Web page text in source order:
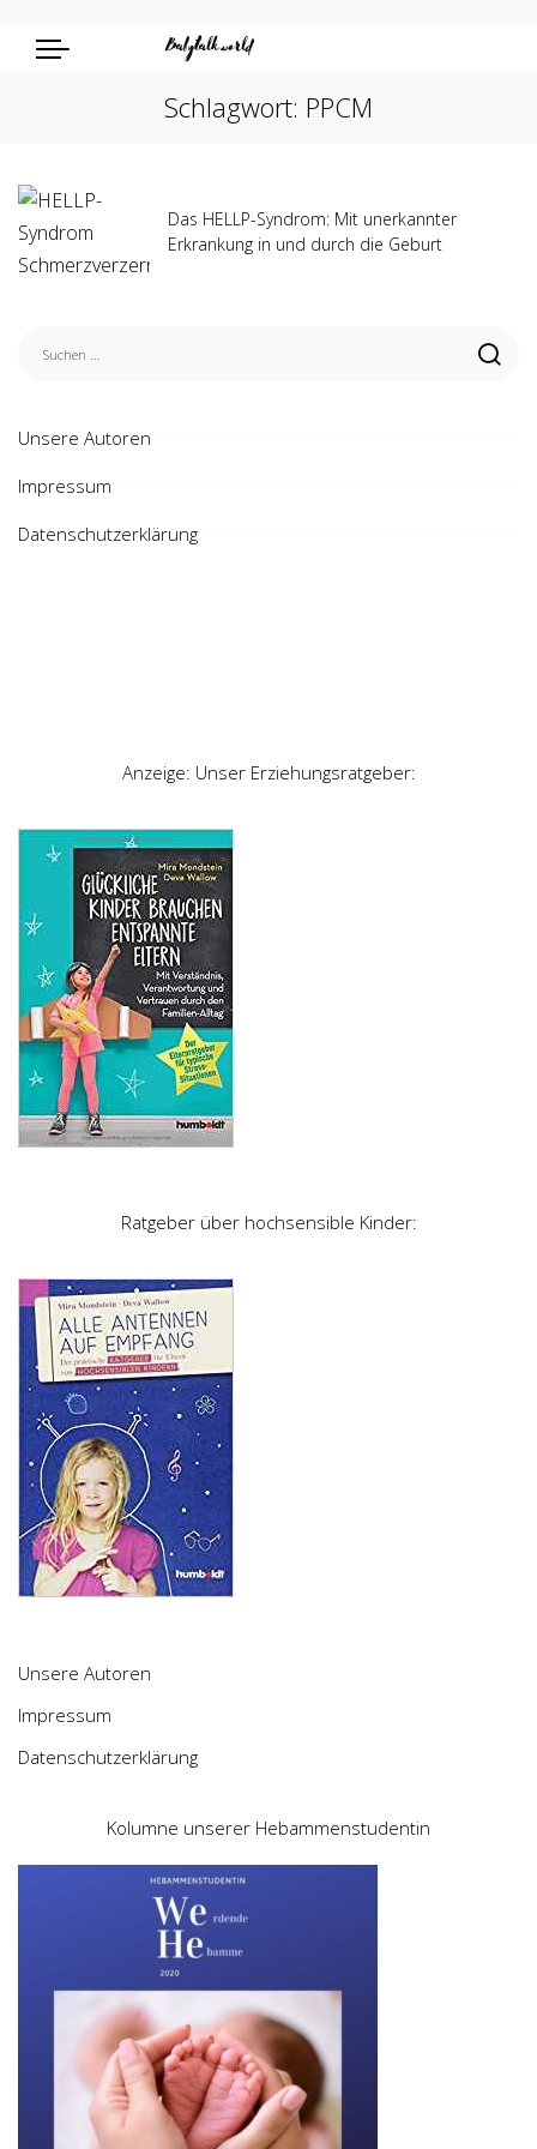
Schlagwort: PPCM
Das HELLP-Syndrom: Mit unerkannter
Erkrankung in und durch die Geburt
Unsere Autoren
Impressum
Datenschutzerklärung
Anzeige: Unser Erziehungsratgeber:
Ratgeber über hochsensible Kinder:
Unsere Autoren
Impressum
Datenschutzerklärung
Kolumne unserer Hebammenstudentin